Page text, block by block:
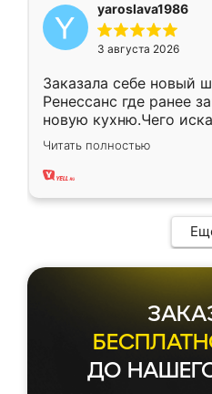
yaroslava1986
3 августа 2026
Заказала себе новый
Ренессанс где ранее
новую кухню.Чего
вполне довольна.
два года, нареканий нет.
Читать полностью
ДО